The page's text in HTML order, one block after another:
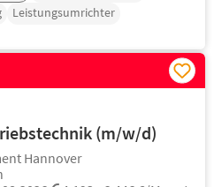
Leistungsumrichter
(m/w/d)
Hannover